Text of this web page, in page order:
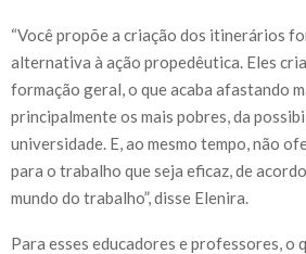
“Você propõe a criação dos itinerários
alternativa à ação propedêutica. Eles
formação geral, o que acaba afastando
principalmente os mais pobres, da
universidade. E, ao mesmo tempo, não
para o trabalho que seja eficaz, de
mundo do trabalho”, disse Elenira.
Para esses educadores e professores, o